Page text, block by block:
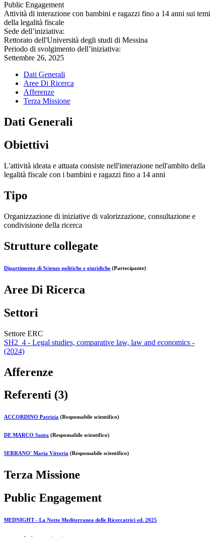
Public Engagement
Attività di interazione con bambini e ragazzi fino a 14 anni sui temi
della legalità fiscale
Sede dell’iniziativa:
Rettorato dell'Università degli studi di Messina
Periodo di svolgimento dell’iniziativa:
Settembre 26, 2025
Dati Generali
Aree Di Ricerca
Afferenze
Terza Missione
Dati Generali
Obiettivi
L'attività ideata e attuata consiste nell'interazione nell'ambito della
legalità fiscale con i bambini e ragazzi fino a 14 anni
Tipo
Organizzazione di iniziative di valorizzazione, consultazione e
condivisione della ricerca
Strutture collegate
Dipartimento di Scienze politiche e giuridiche (Partecipante)
Aree Di Ricerca
Settori
Settore ERC
SH2_4 - Legal studies, comparative law, law and economics -
(2024)
Afferenze
Referenti (3)
ACCORDINO Patrizia (Responsabile scientifico)
DE MARCO Santa (Responsabile scientifico)
SERRANO' Maria Vittoria (Responsabile scientifico)
Terza Missione
Public Engagement
MEDNIGHT - La Notte Mediterranea delle Ricercatrici ed. 2025